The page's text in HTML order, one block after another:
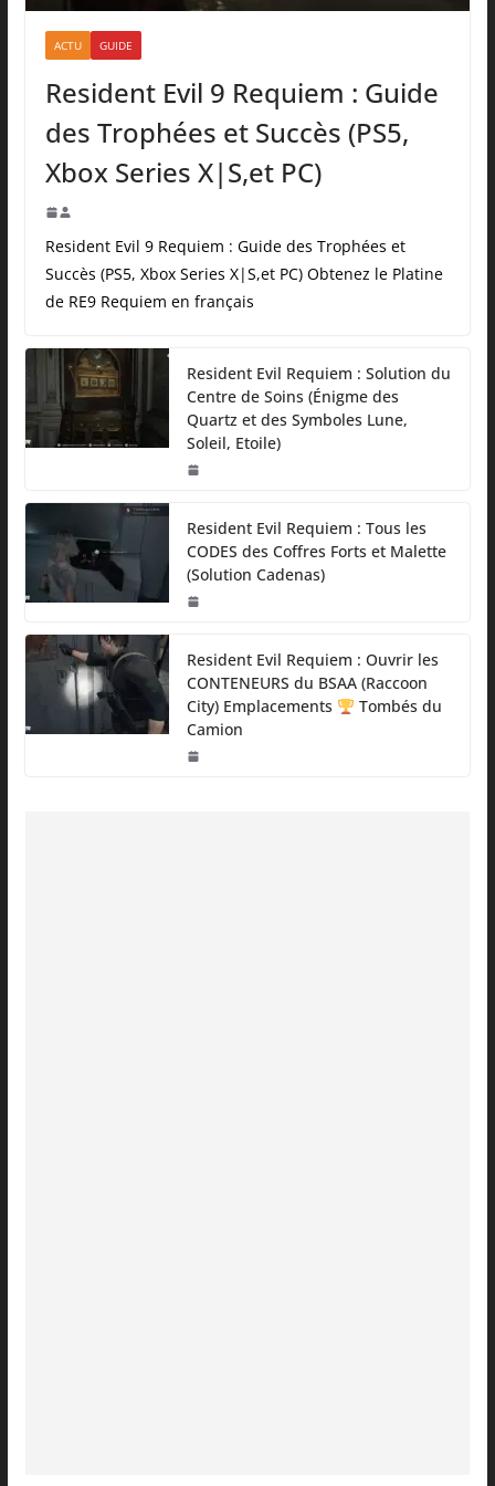
ACTU GUIDE
Resident Evil 9 Requiem : Guide
des Trophées et Succès (PS5,
Xbox Series X|S,et PC)
Resident Evil 9 Requiem : Guide des Trophées et
Succès (PS5, Xbox Series X|S,et PC) Obtenez le Platine
de RE9 Requiem en français
Resident Evil Requiem : Solution du
Centre de Soins (Énigme des
Quartz et des Symboles Lune,
Soleil, Etoile)
Resident Evil Requiem : Tous les
CODES des Coffres Forts et Malette
(Solution Cadenas)
Resident Evil Requiem : Ouvrir les
CONTENEURS du BSAA (Raccoon
City) Emplacements
Tombés du
Camion